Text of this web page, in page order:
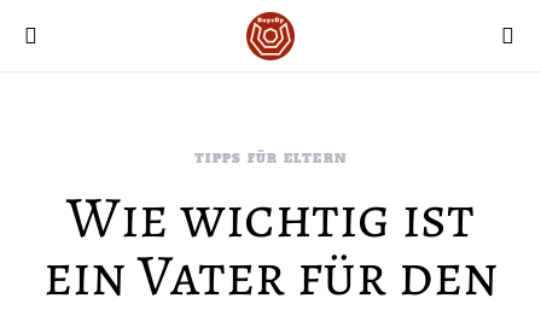
TIPPS FÜR ELTERN
Wie wichtig ist
ein Vater für den